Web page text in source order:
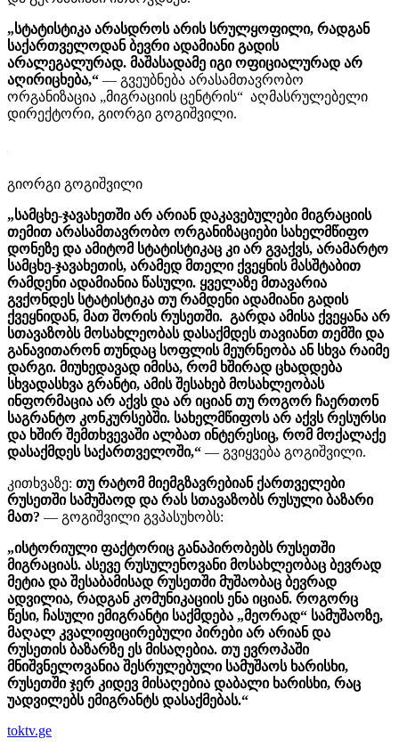
„სტატისტიკა არასდროს არის სრულყოფილი, რადგან
საქართველოდან ბევრი ადამიანი გადის
არალეგალურად. მაშასადამე იგი ოფიციალურად არ
აღირიცხება,“ — გვეუბნება არასამთავრობო
ორგანიზაცია „მიგრაციის ცენტრის“ აღმასრულებელი
დირექტორი, გიორგი გოგიშვილი.
გიორგი გოგიშვილი
„სამცხე-ჯავახეთში არ არიან დაკავებულები მიგრაციის
თემით არასამთავრობო ორგანიზაციები სახელმწიფო
დონეზე და ამიტომ სტატისტიკაც კი არ გვაქვს, არამარტო
სამცხე-ჯავახეთის, არამედ მთელი ქვეყნის მასშტაბით
რამდენი ადამიანია წასული. ყველაზე მთავარია
გვქონდეს სტატისტიკა თუ რამდენი ადამიანი გადის
ქვეყნიდან, მათ შორის რუსეთში. გარდა ამისა ქვეყანა არ
სთავაზობს მოსახლეობას დასაქმდეს თავიანთ თემში და
განავითარონ თუნდაც სოფლის მეურნეობა ან სხვა რაიმე
დარგი. მიუხედავად იმისა, რომ ხშირად ცხადდება
სხვადასხვა გრანტი, ამის შესახებ მოსახლეობას
ინფორმაცია არ აქვს და არ იციან თუ როგორ ჩაერთონ
საგრანტო კონკურსებში. სახელმწიფოს არ აქვს რესურსი
და ხშირ შემთხვევაში ალბათ ინტერესიც, რომ მოქალაქე
დასაქმდეს საქართველოში,“ — გვიყვება გოგიშვილი.
კითხვაზე: თუ რატომ მიემგზავრებიან ქართველები
რუსეთში სამუშაოდ და რას სთავაზობს რუსული ბაზარი
მათ? — გოგიშვილი გვპასუხობს:
„ისტორიული ფაქტორიც განაპირობებს რუსეთში
მიგრაციას. ასევე რუსულენოვანი მოსახლეობაც ბევრად
მეტია და შესაბამისად რუსეთში მუშაობაც ბევრად
ადვილია, რადგან კომუნიკაციის ენა იციან. როგორც
წესი, ჩასული ემიგრანტი საქმდება „მეორად“ სამუშაოზე,
მაღალ კვალიფიცირებული პირები არ არიან და
რუსეთის ბაზარზე ეს მისაღებია. თუ ევროპაში
მნიშვნელოვანია შესრულებული სამუშაოს ხარისხი,
რუსეთში ჯერ კიდევ მისაღებია დაბალი ხარისხი, რაც
უადვილებს ემიგრანტს დასაქმებას.“
toktv.ge